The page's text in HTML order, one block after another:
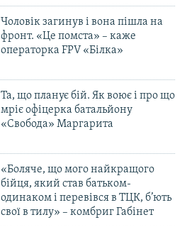
Чоловік загинув і вона пішла на
фронт. «Це помста» – каже
операторка FPV «Білка»
Та, що планує бій. Як воює і про що
мріє офіцерка батальйону
«Свобода» Маргарита
«Боляче, що мого найкращого
бійця, який став батьком-
одинаком і перевівся в ТЦК, б’ють
свої в тилу» – комбриг Габінет